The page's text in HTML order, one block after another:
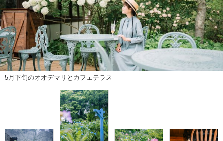
5月下旬のオオデマリとカフェテラス